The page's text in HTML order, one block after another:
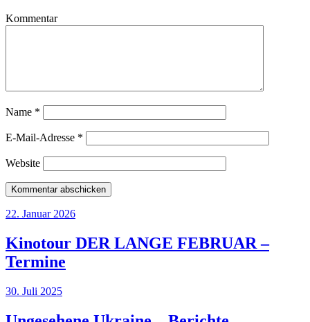
Kommentar
Name *
E-Mail-Adresse *
Website
22. Januar 2026
Kinotour DER LANGE FEBRUAR –
Termine
30. Juli 2025